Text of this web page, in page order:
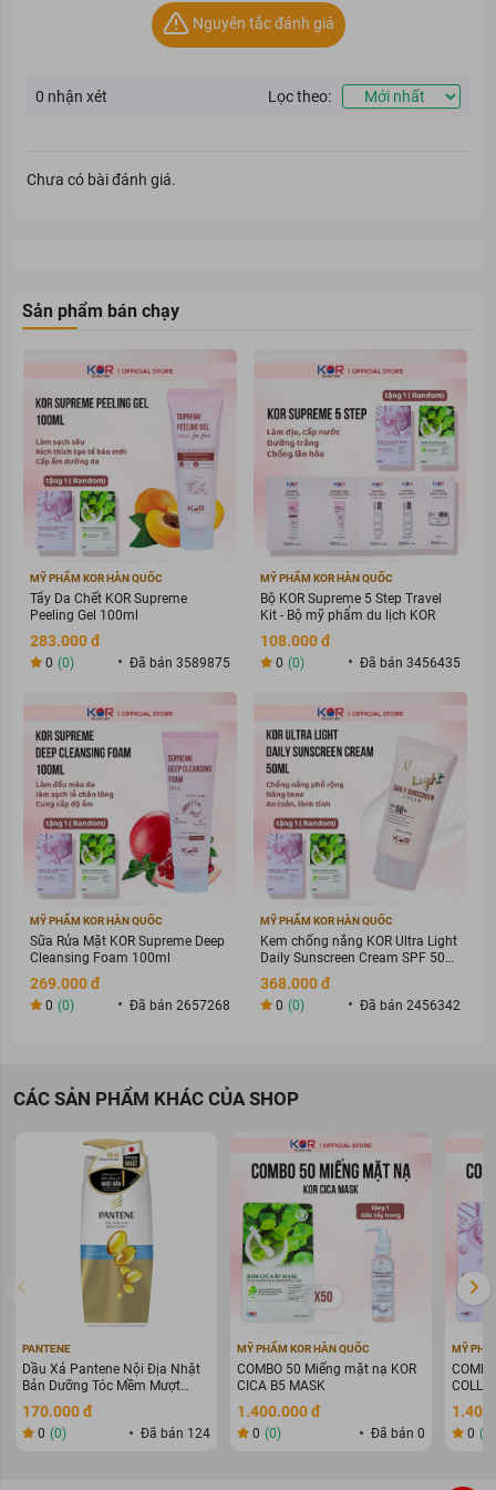
Nguyên tắc đánh giá
0 nhận xét Lọc theo:
Chưa có bài đánh giá.
Sản phẩm bán chạy
MỸ PHẨM KOR HÀN QUỐC
Tẩy Da Chết KOR Supreme
Peeling Gel 100ml
283.000 đ
0 (0) Đã bán 3589875
MỸ PHẨM KOR HÀN QUỐC
Bộ KOR Supreme 5 Step Travel
Kit - Bộ mỹ phẩm du lịch KOR
108.000 đ
0 (0) Đã bán 3456435
MỸ PHẨM KOR HÀN QUỐC
Sữa Rửa Mặt KOR Supreme Deep
Cleansing Foam 100ml
269.000 đ
0 (0) Đã bán 2657268
MỸ PHẨM KOR HÀN QUỐC
Kem chống nắng KOR Ultra Light
Daily Sunscreen Cream SPF 50+
PA ++++
368.000 đ
0 (0) Đã bán 2456342
CÁC SẢN PHẨM KHÁC CỦA SHOP
PANTENE
Dầu Xả Pantene Nội Địa Nhật
Bản Dưỡng Tóc Mềm Mượt
400g
170.000 đ
0 (0) Đã bán 124
MỸ PHẨM KOR HÀN QUỐC
COMBO 50 Miếng mặt nạ KOR
CICA B5 MASK
1.400.000 đ
0 (0) Đã bán 0
MỸ
0 (0)